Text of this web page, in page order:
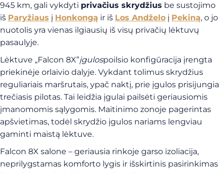
945 km, gali vykdyti privačius skrydžius be sustojimo
iš Paryžiaus į Honkongą ir iš Los Andželo į Pekiną, o jo
nuotolis yra vienas ilgiausių iš visų privačių lėktuvų
pasaulyje.
Lėktuve „Falcon 8X”įgulospoilsio konfigūracija įrengta
priekinėje orlaivio dalyje. Vykdant tolimus skrydžius
reguliariais maršrutais, ypač naktį, prie įgulos prisijungia
trečiasis pilotas. Tai leidžia įgulai pailsėti geriausiomis
įmanomomis sąlygomis. Maitinimo zonoje pagerintas
apšvietimas, todėl skrydžio įgulos nariams lengviau
gaminti maistą lėktuve.
Falcon 8X salone – geriausia rinkoje garso izoliacija,
neprilygstamas komforto lygis ir išskirtinis pasirinkimas